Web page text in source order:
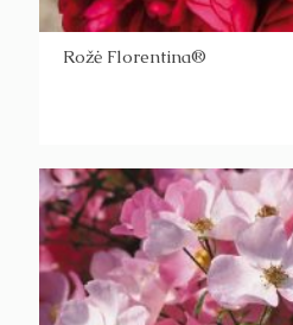
Rožė Florentina®